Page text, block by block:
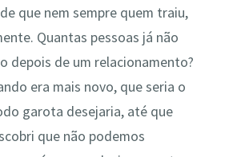
que nem sempre quem traiu,
Quantas pessoas já não
depois de um relacionamento?
era mais novo, que seria o
garota desejaria, até que
que não podemos